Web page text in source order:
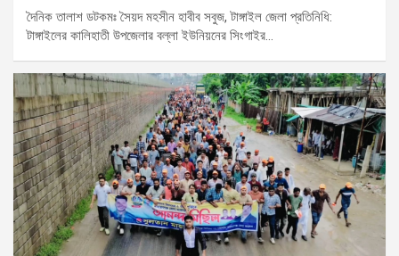
দৈনিক তালাশ ডটকমঃ সৈয়দ মহসীন হাবীব সবুজ, টাঙ্গাইল জেলা প্রতিনিধি:
টাঙ্গাইলের কালিহাতী উপজেলার বল্লা ইউনিয়নের সিংগাইর…